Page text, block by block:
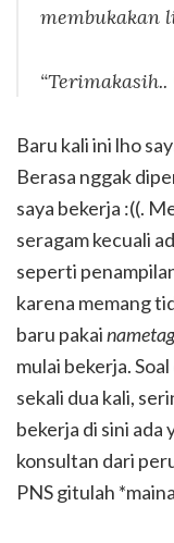
membukakan
“Terimakasih..
Baru kali ini lho
Berasa nggak
saya bekerja :((.
seragam kecuali
seperti
karena memang
baru pakainametag
mulai bekerja.
sekali dua kali,
bekerja di sini ada
konsultan dari
PNS gitulah